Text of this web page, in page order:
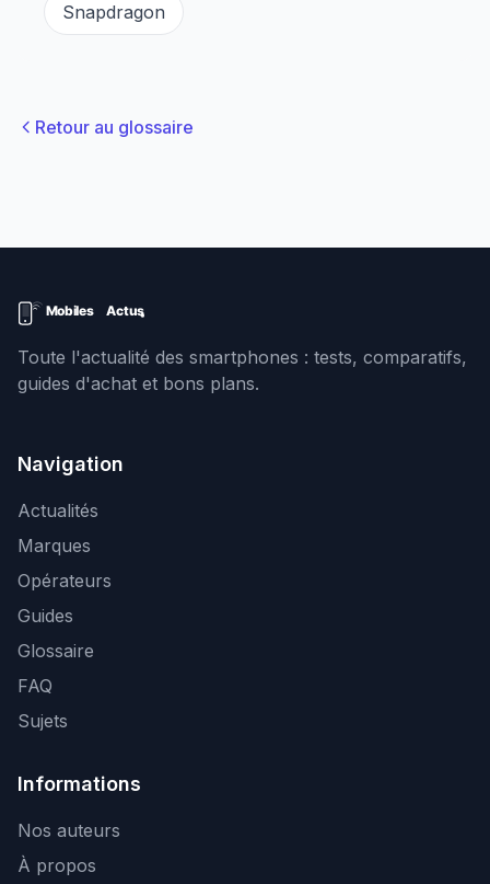
Snapdragon
Retour au glossaire
Toute l'actualité des smartphones : tests, comparatifs,
guides d'achat et bons plans.
Navigation
Actualités
Marques
Opérateurs
Guides
Glossaire
FAQ
Sujets
Informations
Nos auteurs
À propos